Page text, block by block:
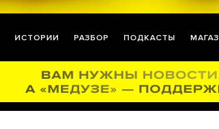
ИСТОРИИ РАЗБОР ПОДКАСТЫ МАГАЗ